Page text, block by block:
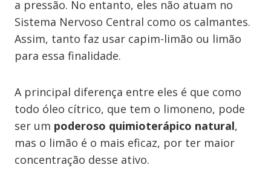
a pressão. No entanto, eles não atuam no
Sistema Nervoso Central como os calmantes.
Assim, tanto faz usar capim-limão ou limão
para essa finalidade.
A principal diferença entre eles é que como
todo óleo cítrico, que tem o limoneno, pode
ser um poderoso quimioterápico natural,
mas o limão é o mais eficaz, por ter maior
concentração desse ativo.